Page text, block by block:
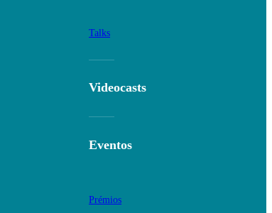
Talks
Videocasts
Eventos
Prémios